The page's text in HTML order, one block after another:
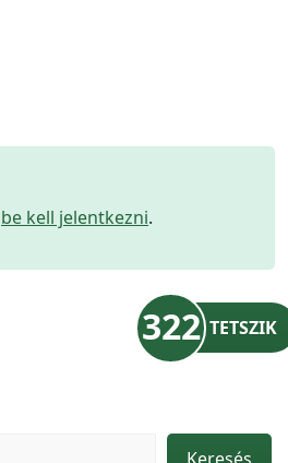
be kell jelentkezni.
322 TETSZIK